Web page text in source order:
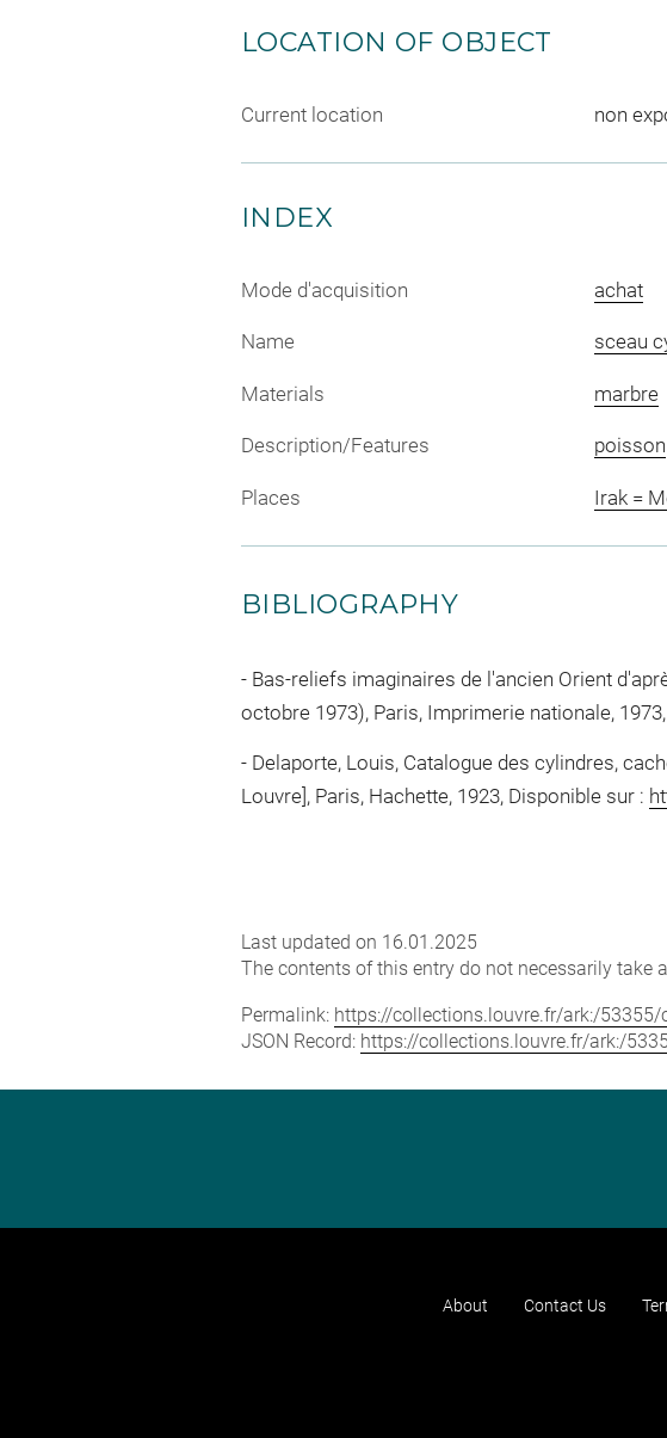
LOCATION OF OBJECT
Current location non
INDEX
Mode d'acquisition achat
Name sceau
Materials marbre
Description/Features poisson
Places Irak =
BIBLIOGRAPHY
Bas-reliefs imaginaires de l'ancien Orient
octobre 1973), Paris, Imprimerie nationale, 1973,
Delaporte, Louis, Catalogue des cylindres,
Louvre], Paris, Hachette, 1923, Disponible sur :
Last updated on 16.01.2025
The contents of this entry do not necessarily take
Permalink: https://collections.louvre.fr/ark:/53355/
JSON Record: https://collections.louvre.fr/ark:/
About Contact Us